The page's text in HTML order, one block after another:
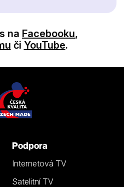
na Facebooku,
či YouTube.
Podpora
Internetová TV
Satelitní TV